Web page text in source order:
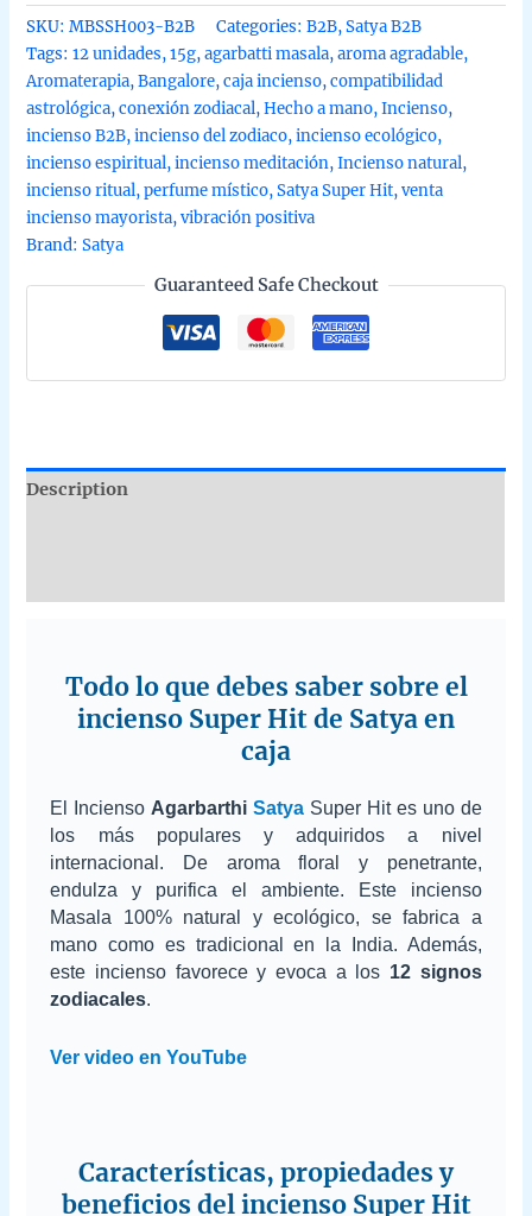
Super
Hit
del
Zodiaco
Agarbatti
Masala
hecho
a
mano
en
Bangalore
15g
SKU:MBSSH003-B2B Categories:B2B,Satya B2B
Tags:12 unidades,15g,agarbatti masala,aroma agradable,
Aromaterapia,Bangalore,caja incienso,compatibilidad
astrológica,conexión zodiacal,Hecho a mano,Incienso,
incienso B2B,incienso del zodiaco,incienso ecológico,
incienso espiritual,incienso meditación,Incienso natural,
incienso ritual,perfume místico,Satya Super Hit,venta
incienso mayorista,vibración positiva
Brand:Satya
Guaranteed Safe Checkout
Description
Todo lo que debes saber sobre el
incienso Super Hit de Satya en
caja
El Incienso AgarbarthiSatya Super Hit es uno de
los más populares y adquiridos a nivel
internacional. De aroma floral y penetrante,
endulza y purifica el ambiente. Este incienso
Masala 100% natural y ecológico, se fabrica a
mano como es tradicional en la India. Además,
este incienso favorece y evoca a los 12 signos
zodiacales.
Ver video en YouTube
Características, propiedades y
beneficios del incienso Super Hit